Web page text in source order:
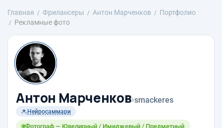
Главная Фрилансеры Антон Марченков
Портфолио
Рекламные фото
Антон Марченков›smackeres
Нейросаммари
Фотограф — Ювелирный / Имиджевый / Предметный